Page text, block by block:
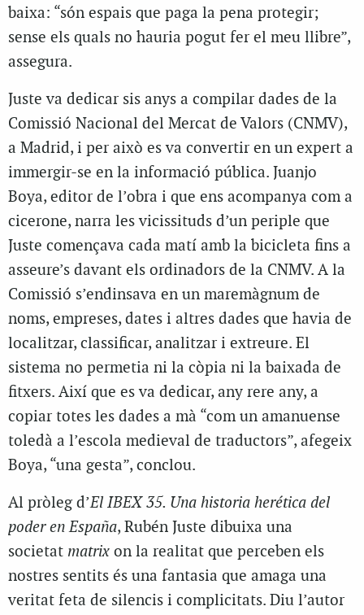
baixa: “són espais que paga la pena protegir;
sense els quals no hauria pogut fer el meu llibre”,
assegura.
Juste va dedicar sis anys a compilar dades de la
Comissió Nacional del Mercat de Valors (CNMV),
a Madrid, i per això es va convertir en un expert a
immergir-se en la informació pública. Juanjo
Boya, editor de l’obra i que ens acompanya com a
cicerone, narra les vicissituds d’un periple que
Juste començava cada matí amb la bicicleta fins a
asseure’s davant els ordinadors de la CNMV. A la
Comissió s’endinsava en un maremàgnum de
noms, empreses, dates i altres dades que havia de
localitzar, classificar, analitzar i extreure. El
sistema no permetia ni la còpia ni la baixada de
fitxers. Així que es va dedicar, any rere any, a
copiar totes les dades a mà “com un amanuense
toledà a l’escola medieval de traductors”, afegeix
Boya, “una gesta”, conclou.
Al pròleg d’El IBEX 35. Una historia herética del
poder en España, Rubén Juste dibuixa una
societat matrix on la realitat que perceben els
nostres sentits és una fantasia que amaga una
veritat feta de silencis i complicitats. Diu l’autor